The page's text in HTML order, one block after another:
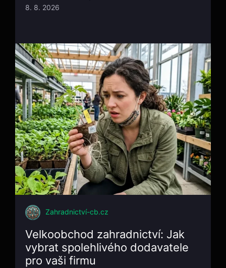
8. 8. 2026
Zahradnictví-cb.cz
Velkoobchod zahradnictví: Jak
vybrat spolehlivého dodavatele
pro vaši firmu